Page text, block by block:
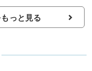
っと見る